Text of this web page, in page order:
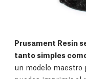
Prusament Resin
tanto simples
un modelo maestro